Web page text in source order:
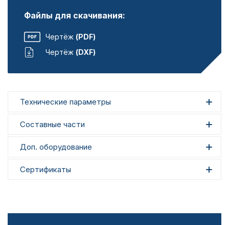
Файлы для скачивания:
Чертёж (PDF)
Чертёж (DXF)
Технические параметры
Составные части
Доп. оборудование
Сертификаты